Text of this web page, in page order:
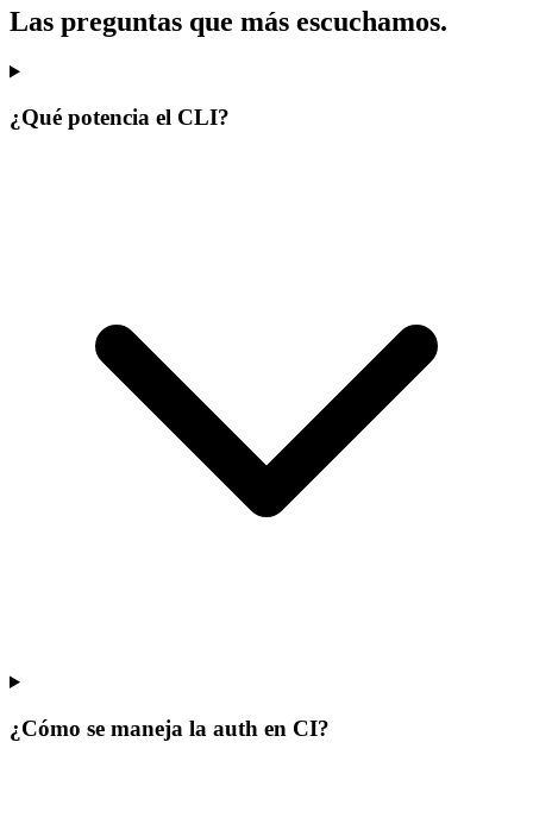
Las preguntas que más escuchamos.
¿Qué potencia el CLI?
¿Cómo se maneja la auth en CI?